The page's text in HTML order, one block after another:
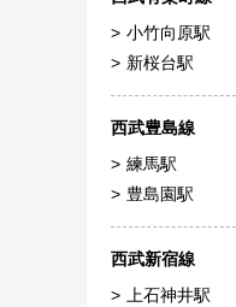
小竹向原駅
新桜台駅
西武豊島線
練馬駅
豊島園駅
西武新宿線
上石神井駅